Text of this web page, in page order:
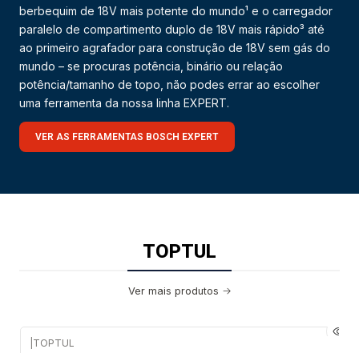
berbequim de 18V mais potente do mundo¹ e o carregador
paralelo de compartimento duplo de 18V mais rápido³ até
ao primeiro agrafador para construção de 18V sem gás do
mundo – se procuras potência, binário ou relação
potência/tamanho de topo, não podes errar ao escolher
uma ferramenta da nossa linha EXPERT.
VER AS FERRAMENTAS BOSCH EXPERT
TOPTUL
Ver mais produtos
TOPTUL